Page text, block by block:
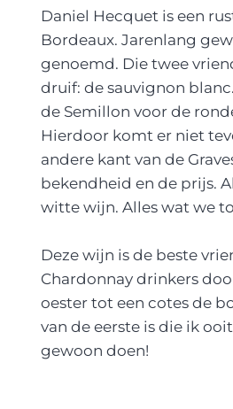
Daniel Hecquet is een
Bordeaux. Jarenlang
genoemd. Die twee
druif: de sauvignon
de Semillon voor de
Hierdoor komt er niet
andere kant van de
bekendheid en de prijs.
witte wijn. Alles wat we
Deze wijn is de beste
Chardonnay drinkers
oester tot een cotes de
van de eerste is die ik
gewoon doen!